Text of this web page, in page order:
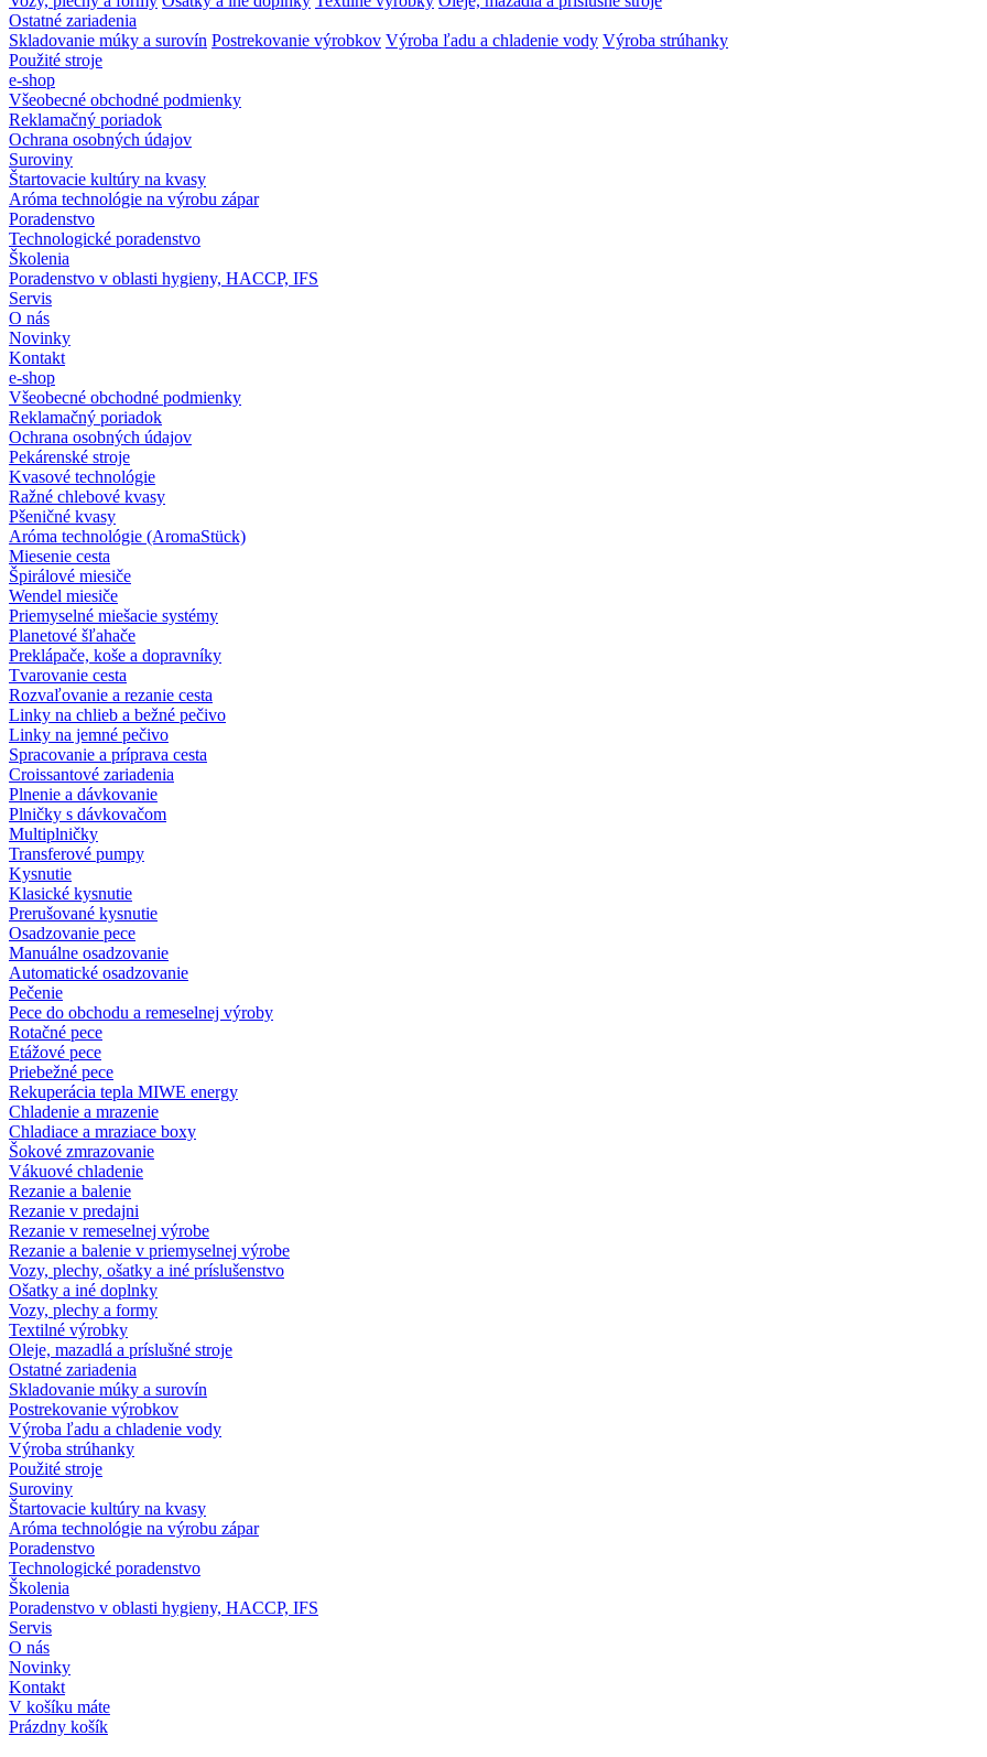
Ostatné zariadenia
Skladovanie múky a surovín Postrekovanie výrobkov Výroba ľadu a chladenie vody Výroba strúhanky
Použité stroje
e-shop
Všeobecné obchodné podmienky
Reklamačný poriadok
Ochrana osobných údajov
Suroviny
Štartovacie kultúry na kvasy
Aróma technológie na výrobu zápar
Poradenstvo
Technologické poradenstvo
Školenia
Poradenstvo v oblasti hygieny, HACCP, IFS
Servis
O nás
Novinky
Kontakt
e-shop
Všeobecné obchodné podmienky
Reklamačný poriadok
Ochrana osobných údajov
Pekárenské stroje
Kvasové technológie
Ražné chlebové kvasy
Pšeničné kvasy
Aróma technológie (AromaStück)
Miesenie cesta
Špirálové miesiče
Wendel miesiče
Priemyselné miešacie systémy
Planetové šľahače
Preklápače, koše a dopravníky
Tvarovanie cesta
Rozvaľovanie a rezanie cesta
Linky na chlieb a bežné pečivo
Linky na jemné pečivo
Spracovanie a príprava cesta
Croissantové zariadenia
Plnenie a dávkovanie
Plničky s dávkovačom
Multiplničky
Transferové pumpy
Kysnutie
Klasické kysnutie
Prerušované kysnutie
Osadzovanie pece
Manuálne osadzovanie
Automatické osadzovanie
Pečenie
Pece do obchodu a remeselnej výroby
Rotačné pece
Etážové pece
Priebežné pece
Rekuperácia tepla MIWE energy
Chladenie a mrazenie
Chladiace a mraziace boxy
Šokové zmrazovanie
Vákuové chladenie
Rezanie a balenie
Rezanie v predajni
Rezanie v remeselnej výrobe
Rezanie a balenie v priemyselnej výrobe
Vozy, plechy, ošatky a iné príslušenstvo
Ošatky a iné doplnky
Vozy, plechy a formy
Textilné výrobky
Oleje, mazadlá a príslušné stroje
Ostatné zariadenia
Skladovanie múky a surovín
Postrekovanie výrobkov
Výroba ľadu a chladenie vody
Výroba strúhanky
Použité stroje
Suroviny
Štartovacie kultúry na kvasy
Aróma technológie na výrobu zápar
Poradenstvo
Technologické poradenstvo
Školenia
Poradenstvo v oblasti hygieny, HACCP, IFS
Servis
O nás
Novinky
Kontakt
V košíku máte
Prázdny košík